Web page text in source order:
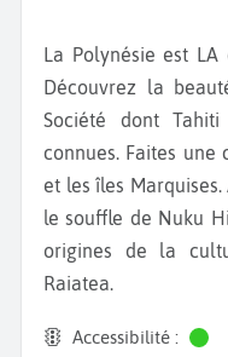
La Polynésie est LA destination à ne pas manquer.
Découvrez la
Société dont
connues. Faites une
et les îles
le souffle de Nuku
origines de la
Raiatea.
Accessibilité :